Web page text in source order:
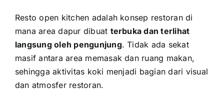
Resto open kitchen adalah konsep restoran di
mana area dapur dibuat terbuka dan terlihat
langsung oleh pengunjung. Tidak ada sekat
masif antara area memasak dan ruang makan,
sehingga aktivitas koki menjadi bagian dari visual
dan atmosfer restoran.